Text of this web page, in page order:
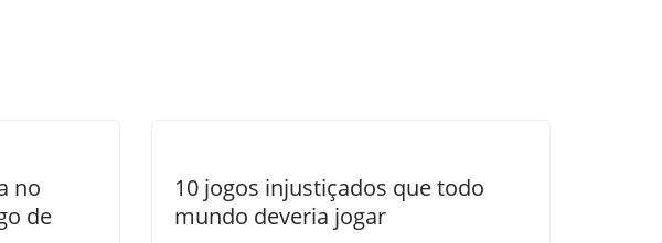
no
de
10 jogos injustiçados que todo
mundo deveria jogar